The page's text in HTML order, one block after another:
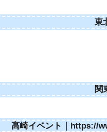
東
関
高崎イベント｜https://